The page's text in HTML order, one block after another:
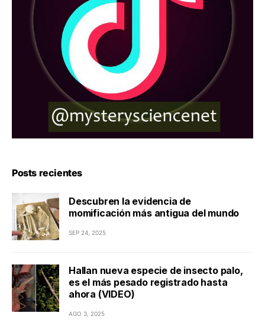
Posts recientes
Descubren la evidencia de
momificación más antigua del mundo
SEP 24, 2025
Hallan nueva especie de insecto palo,
es el más pesado registrado hasta
ahora (VIDEO)
AGO 3, 2025